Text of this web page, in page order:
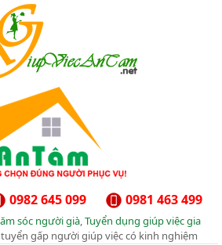
0981 463 499
0982 645 099
sóc người già,Tuyển dụng giúp việc gia
gấp người giúp việc có kinh nghiệm